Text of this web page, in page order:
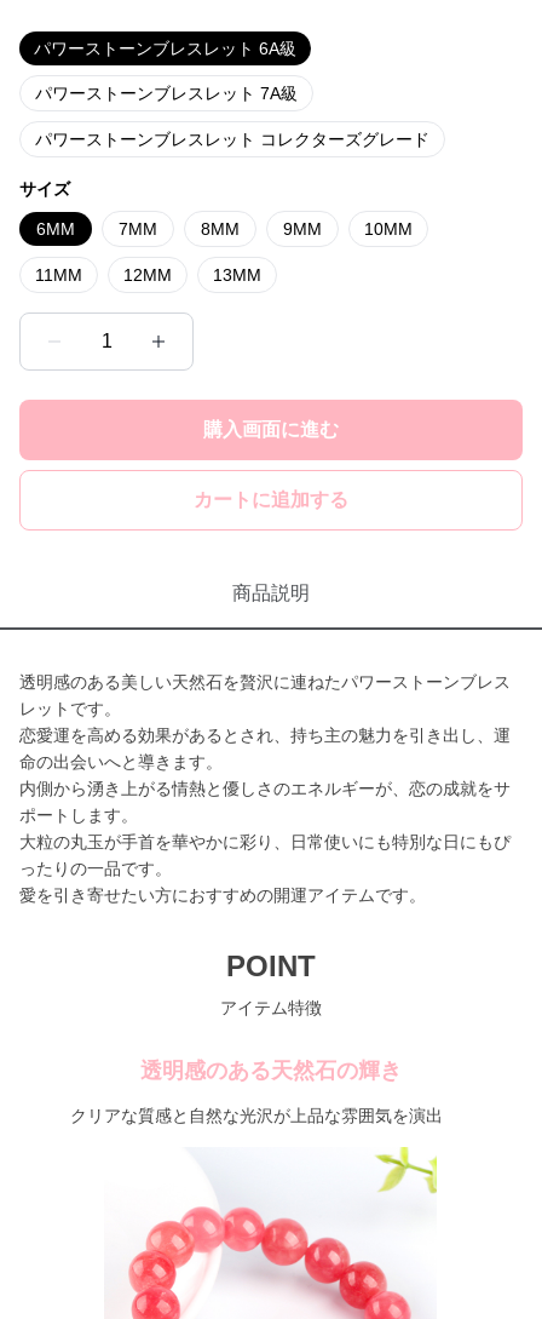
パワーストーンブレスレット 6A級
パワーストーンブレスレット 7A級
パワーストーンブレスレット コレクターズグレード
サイズ
6MM 7MM 8MM 9MM 10MM
11MM 12MM 13MM
1
購入画面に進む
カートに追加する
商品説明
透明感のある美しい天然石を贅沢に連ねたパワーストーンブレス
レットです。
恋愛運を高める効果があるとされ、持ち主の魅力を引き出し、運
命の出会いへと導きます。
内側から湧き上がる情熱と優しさのエネルギーが、恋の成就をサ
ポートします。
大粒の丸玉が手首を華やかに彩り、日常使いにも特別な日にもぴ
ったりの一品です。
愛を引き寄せたい方におすすめの開運アイテムです。
POINT
アイテム特徴
透明感のある天然石の輝き
クリアな質感と自然な光沢が上品な雰囲気を演出